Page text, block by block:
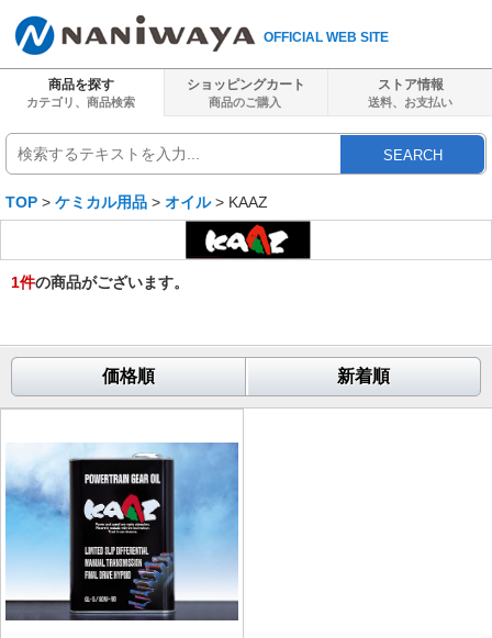
OFFICIAL WEB SITE
商品を探す
カテゴリ、商品検索
ショッピングカート
商品のご購入
ストア情報
送料、 お支払い
SEARCH
TOP > ケミカル用品 > オイル> KAAZ
1件の商品がございます。
価格順 新着順